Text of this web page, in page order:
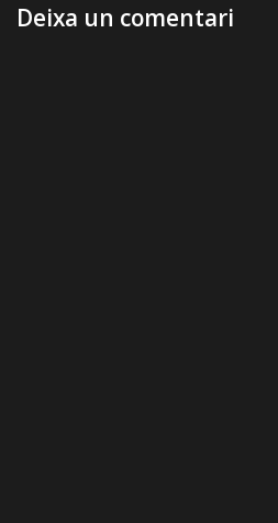
Deixa un comentari